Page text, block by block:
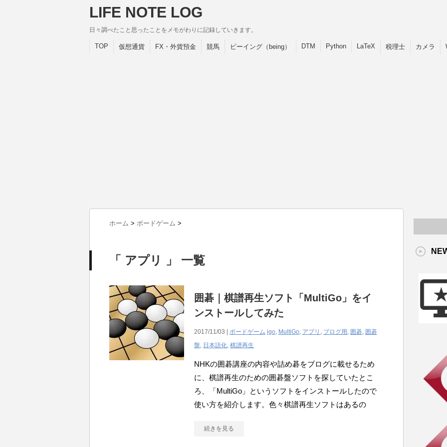
LIFE NOTE LOG
日々調べたこと思ったことをメモがわりに記録していきます。
TOP 仮想通貨 FX・外貨預金 競馬 ビーイング（being） DTM Python LaTeX 税理士 カメラ
ホーム > ボードゲーム >
「 アプリ 」 一覧
囲碁｜棋譜再生ソフト「MultiGo」をイ
ンストールしてみた
2017/11/03 | ボードゲーム igo, MultiGo, アプリ , ブログ用 , 囲碁, 囲碁
盤, 日本語化, 棋譜再生
NHKの囲碁講座の内容や詰め碁をブログに載せるため
に、棋譜再生のための囲碁盤ソフトを探していたとこ
ろ、「MultiGo」というソフトをインストールしたので
使い方を紹介します。色々棋譜再生ソフトはあるの
続きを見る